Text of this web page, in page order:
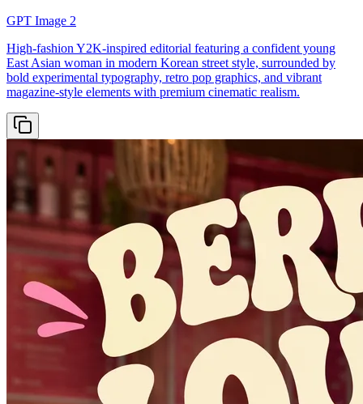
GPT Image 2
High-fashion Y2K-inspired editorial featuring a confident young
East Asian woman in modern Korean street style, surrounded by
bold experimental typography, retro pop graphics, and vibrant
magazine-style elements with premium cinematic realism.